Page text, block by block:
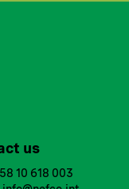
us
10 618 003